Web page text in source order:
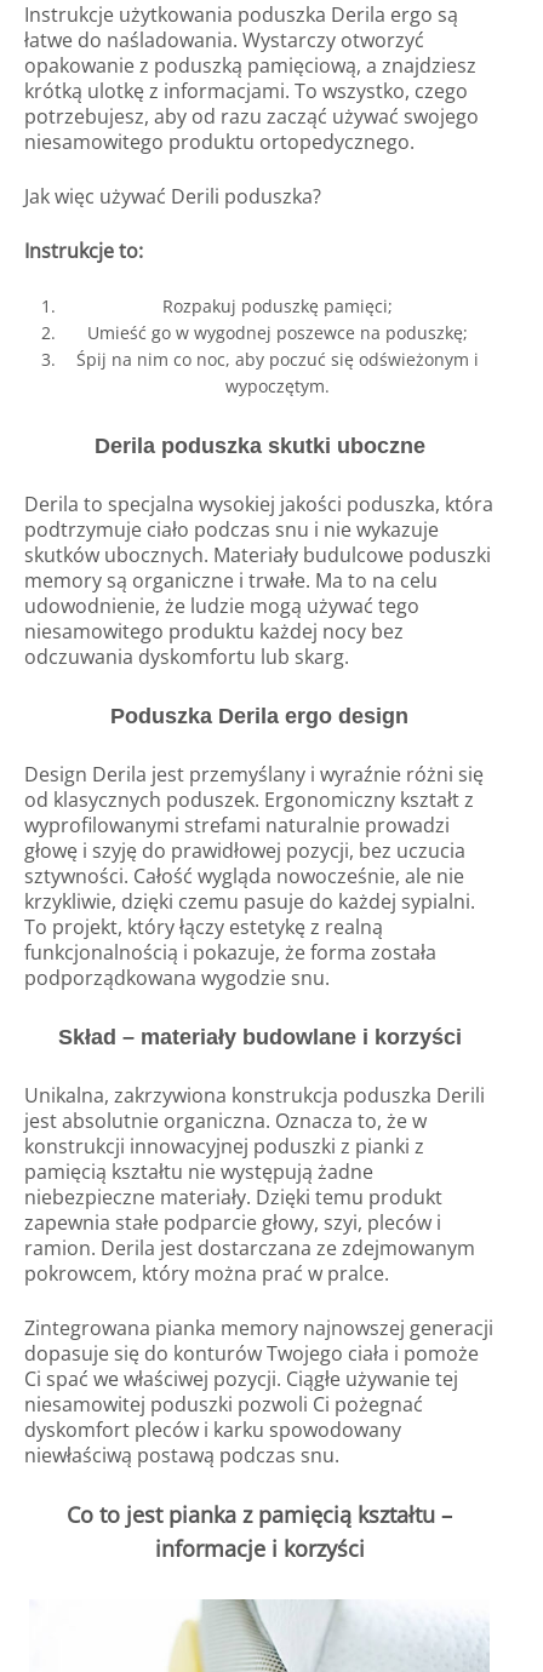
Instrukcje użytkowania poduszka Derila ergo są
łatwe do naśladowania. Wystarczy otworzyć
opakowanie z poduszką pamięciową, a znajdziesz
krótką ulotkę z informacjami. To wszystko, czego
potrzebujesz, aby od razu zacząć używać swojego
niesamowitego produktu ortopedycznego.
Jak więc używać Derili poduszka?
Instrukcje to:
Rozpakuj poduszkę pamięci;
Umieść go w wygodnej poszewce na poduszkę;
Śpij na nim co noc, aby poczuć się odświeżonym i
wypoczętym.
Derila poduszka skutki uboczne
Derila to specjalna wysokiej jakości poduszka, która
podtrzymuje ciało podczas snu i nie wykazuje
skutków ubocznych. Materiały budulcowe poduszki
memory są organiczne i trwałe. Ma to na celu
udowodnienie, że ludzie mogą używać tego
niesamowitego produktu każdej nocy bez
odczuwania dyskomfortu lub skarg.
Poduszka Derila ergo design
Design Derila jest przemyślany i wyraźnie różni się
od klasycznych poduszek. Ergonomiczny kształt z
wyprofilowanymi strefami naturalnie prowadzi
głowę i szyję do prawidłowej pozycji, bez uczucia
sztywności. Całość wygląda nowocześnie, ale nie
krzykliwie, dzięki czemu pasuje do każdej sypialni.
To projekt, który łączy estetykę z realną
funkcjonalnością i pokazuje, że forma została
podporządkowana wygodzie snu.
Skład – materiały budowlane i korzyści
Unikalna, zakrzywiona konstrukcja poduszka Derili
jest absolutnie organiczna. Oznacza to, że w
konstrukcji innowacyjnej poduszki z pianki z
pamięcią kształtu nie występują żadne
niebezpieczne materiały. Dzięki temu produkt
zapewnia stałe podparcie głowy, szyi, pleców i
ramion. Derila jest dostarczana ze zdejmowanym
pokrowcem, który można prać w pralce.
Zintegrowana pianka memory najnowszej generacji
dopasuje się do konturów Twojego ciała i pomoże
Ci spać we właściwej pozycji. Ciągłe używanie tej
niesamowitej poduszki pozwoli Ci pożegnać
dyskomfort pleców i karku spowodowany
niewłaściwą postawą podczas snu.
Co to jest pianka z pamięcią kształtu –
informacje i korzyści